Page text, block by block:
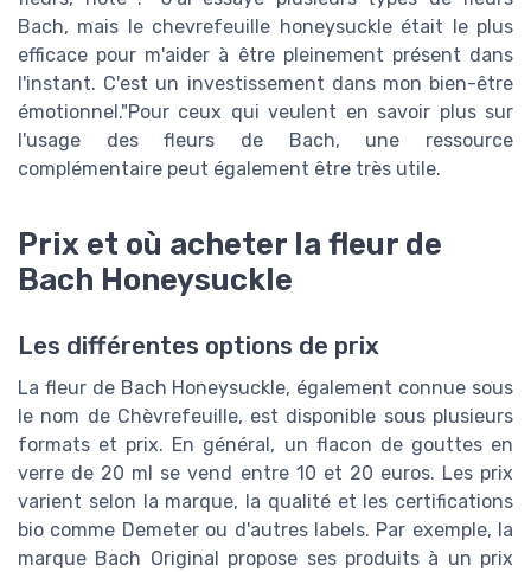
Bach, mais le chevrefeuille honeysuckle était le plus
efficace pour m'aider à être pleinement présent dans
l'instant. C'est un investissement dans mon bien-être
émotionnel."Pour ceux qui veulent en savoir plus sur
l'usage des fleurs de Bach, une ressource
complémentaire peut également être très utile.
Prix et où acheter la fleur de
Bach Honeysuckle
Les différentes options de prix
La fleur de Bach Honeysuckle, également connue sous
le nom de Chèvrefeuille, est disponible sous plusieurs
formats et prix. En général, un flacon de gouttes en
verre de 20 ml se vend entre 10 et 20 euros. Les prix
varient selon la marque, la qualité et les certifications
bio comme Demeter ou d'autres labels. Par exemple, la
marque Bach Original propose ses produits à un prix